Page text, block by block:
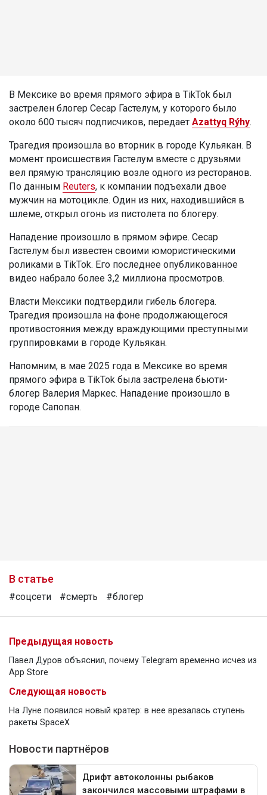
В Мексике во время прямого эфира в TikTok был
застрелен блогер Сесар Гастелум, у которого было
около 600 тысяч подписчиков, передает Azattyq Rýhy.
Трагедия произошла во вторник в городе Кульякан. В
момент происшествия Гастелум вместе с друзьями
вел прямую трансляцию возле одного из ресторанов.
По данным Reuters, к компании подъехали двое
мужчин на мотоцикле. Один из них, находившийся в
шлеме, открыл огонь из пистолета по блогеру.
Нападение произошло в прямом эфире. Сесар
Гастелум был известен своими юмористическими
роликами в TikTok. Его последнее опубликованное
видео набрало более 3,2 миллиона просмотров.
Власти Мексики подтвердили гибель блогера.
Трагедия произошла на фоне продолжающегося
противостояния между враждующими преступными
группировками в городе Кульякан.
Напомним, в мае 2025 года в Мексике во время
прямого эфира в TikTok была застрелена бьюти-
блогер Валерия Маркес. Нападение произошло в
городе Сапопан.
В статье
#соцсети #смерть #блогер
Предыдущая новость
Павел Дуров объяснил, почему Telegram временно исчез из
App Store
Следующая новость
На Луне появился новый кратер: в нее врезалась ступень
ракеты SpaceX